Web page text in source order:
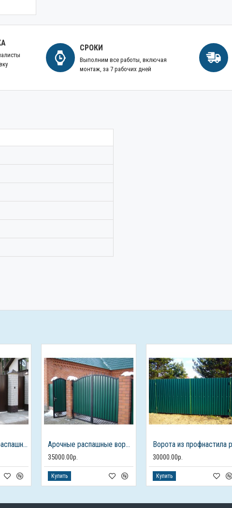
СРОКИ
Выполним все работы, включая
монтаж, за 7 рабочих дней
Автоматические распашные ворота с отдельностоящей калиткой Арочные распашные ворота из профлиста с калиткой
35000.00р.
Купить
30000.00р.
Купить